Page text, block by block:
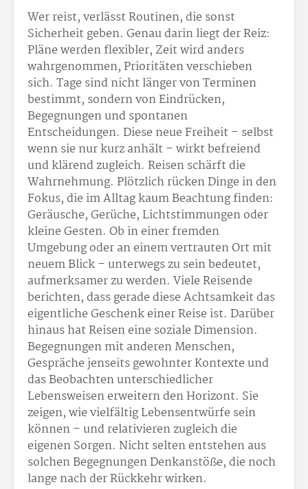
Wer reist, verlässt Routinen, die sonst
Sicherheit geben. Genau darin liegt der Reiz:
Pläne werden flexibler, Zeit wird anders
wahrgenommen, Prioritäten verschieben
sich. Tage sind nicht länger von Terminen
bestimmt, sondern von Eindrücken,
Begegnungen und spontanen
Entscheidungen. Diese neue Freiheit – selbst
wenn sie nur kurz anhält – wirkt befreiend
und klärend zugleich. Reisen schärft die
Wahrnehmung. Plötzlich rücken Dinge in den
Fokus, die im Alltag kaum Beachtung finden:
Geräusche, Gerüche, Lichtstimmungen oder
kleine Gesten. Ob in einer fremden
Umgebung oder an einem vertrauten Ort mit
neuem Blick – unterwegs zu sein bedeutet,
aufmerksamer zu werden. Viele Reisende
berichten, dass gerade diese Achtsamkeit das
eigentliche Geschenk einer Reise ist. Darüber
hinaus hat Reisen eine soziale Dimension.
Begegnungen mit anderen Menschen,
Gespräche jenseits gewohnter Kontexte und
das Beobachten unterschiedlicher
Lebensweisen erweitern den Horizont. Sie
zeigen, wie vielfältig Lebensentwürfe sein
können – und relativieren zugleich die
eigenen Sorgen. Nicht selten entstehen aus
solchen Begegnungen Denkanstöße, die noch
lange nach der Rückkehr wirken.